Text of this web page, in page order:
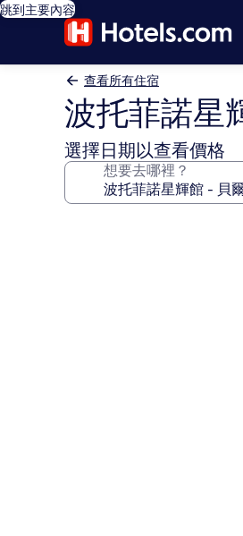
跳到主要內容
查看所有住宿
波托菲諾星
選擇日期以查看價格
想要去哪裡？